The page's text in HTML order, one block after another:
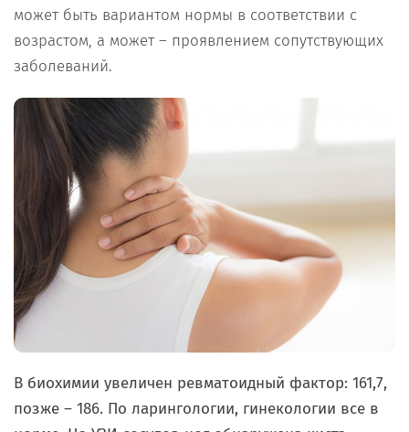
может быть вариантом нормы в соответствии с
возрастом, а может – проявлением сопутствующих
заболеваний.
В биохимии увеличен ревматоидный фактор: 161,7,
позже – 186. По ларингологии, гинекологии все в